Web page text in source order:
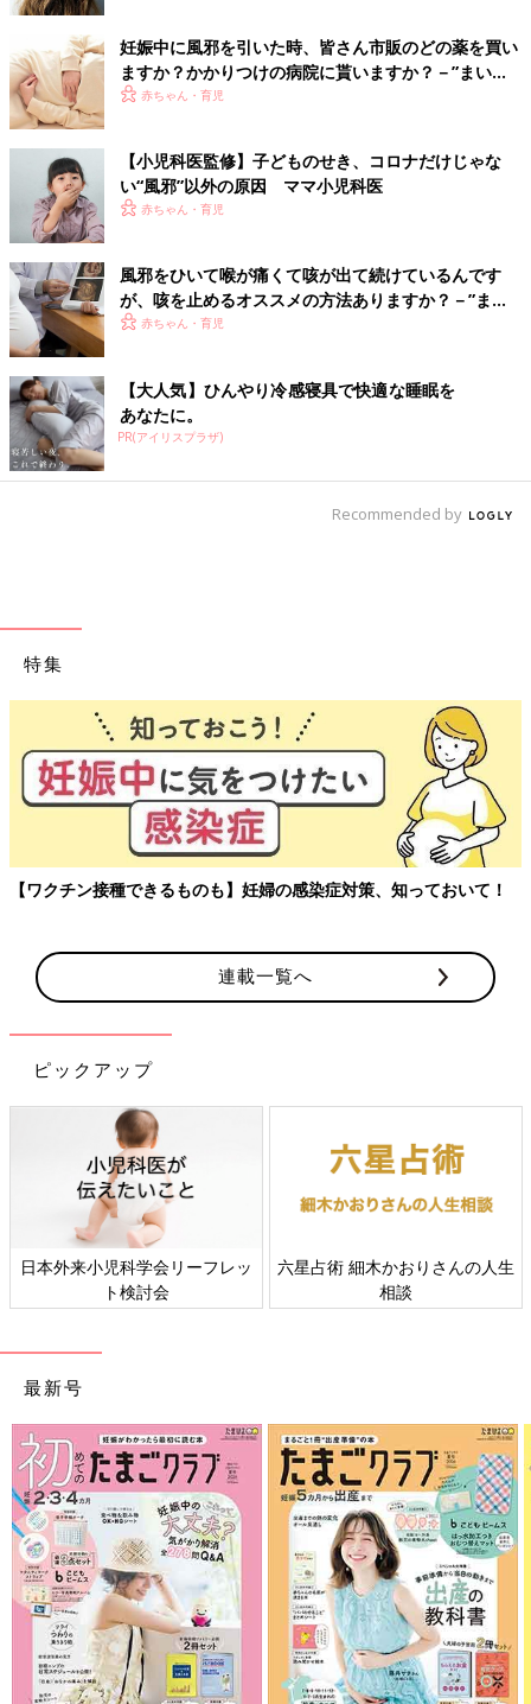
・顔色が悪い
・呼吸が苦しそう
・母乳やミルクの飲みが悪い
・おしっこの量が減った
痰がからむときのホームケア
水分補給・室内の湿度
のどが乾燥していると痰のねばつきが高まり、痰が出にくくなり
ます。母乳・ミルク、湯冷ましなどをこまめに与えてのどを潤し
ましょう。冷たい飲み物を与えると気管が収縮して痰がからみや
すくなるので、少し温めて与えて。また、室内の乾燥にも注意。
加湿器を使ったり、ぬらしたタオルなどを室内に干して、湿度は
50～60％程度をキープしましょう。
たて抱きで背中を軽くトントンとたたくと、痰が出やすくなりま
てもOK。横向きに寝かせて背中をトントンするのもいいでしょ
う。
鼻水を吸い出す
鼻水がのどに流れ込んで苦しそうなときは、鼻水吸い器で吸い取
ってあげましょう。家庭のケアでうまく吸い出せないときは無理
をせず、病院で処置してもらいましょう。
大人はゴホンとせき込めば痰を出せるから、赤ちゃんは自分で痰
がからんで赤ちゃんが苦しそうにしているときは、ねばついた痰
をさらさらにして、出しやすくするケアを早めにしてあげましょ
う。（文・ひよこクラブ編集部）
監修／横田俊一郎 先生
妊娠中に風邪を引いた時、皆さん市販のどの薬を買い
ますか？かかりつけの病院に貰いますか？－”まいに
ちのたまひよ”の体験談
赤ちゃん・育児
【小児科医監修】子どものせき、コロナだけじゃな
い“風邪”以外の原因 ママ小児科医
赤ちゃん・育児
風邪をひいて喉が痛くて咳が出て続けているんです
が、咳を止めるオススメの方法ありますか？－”まい
にちのたまひよ”に寄せられた投稿
赤ちゃん・育児
【大人気】ひんやり冷感寝具で快適な睡眠を
あなたに。
PR(アイリスプラザ)
Recommended by
特集
【ワクチン接種できるものも】妊婦の感染症対策、知っておいて！
連載一覧へ
ピックアップ
日本外来小児科学会リーフレッ
ト検討会
六星占術 細木かおりさんの人生
相談
最新号